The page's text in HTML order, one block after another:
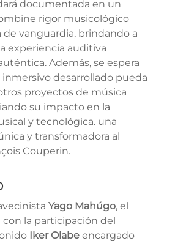
documentada en un
rigor musicológico
vanguardia, brindando a
experiencia auditiva
Además, se espera
desarrollado pueda
proyectos de música
su impacto en la
y tecnológica. una
y transformadora al
Couperin.
Yago Mahúgo, el
la participación del
Iker Olabeencargado